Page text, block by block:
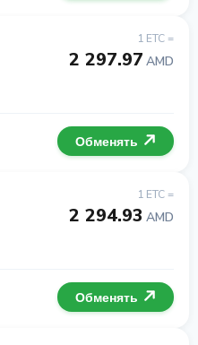
1 ETC =
2 297.97 AMD
Обменять
1 ETC =
2 294.93 AMD
Обменять